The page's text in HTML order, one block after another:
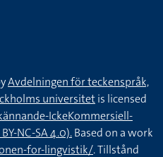
Avdelningen för teckenspråk,
universitetis licensed
IckeKommersiell-
NC-SA 4.0).Based on a work
for-lingvistik/. Tillstånd